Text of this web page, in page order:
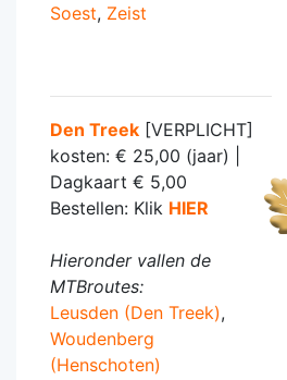
Soest, Zeist
Den Treek [VERPLICHT]
kosten: € 25,00 (jaar) |
Dagkaart € 5,00
Bestellen: Klik HIER
Hieronder vallen de
MTBroutes:
Leusden (Den Treek),
Woudenberg
(Henschoten)